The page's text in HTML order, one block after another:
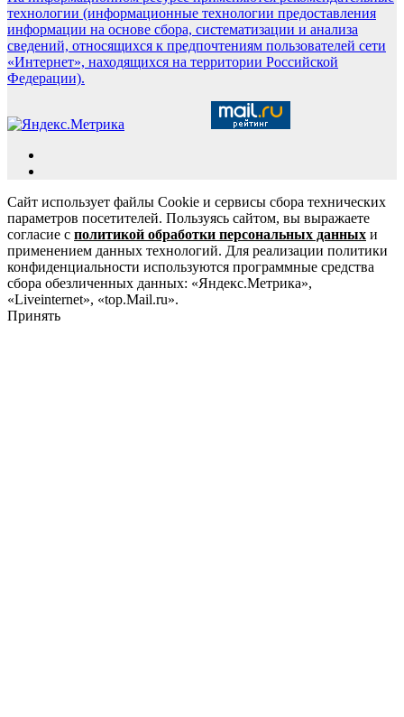
технологии (информационные технологии предоставления
информации на основе сбора, систематизации и анализа
сведений, относящихся к предпочтениям пользователей сети
«Интернет», находящихся на территории Российской
Федерации).
Сайт использует файлы Cookie и сервисы сбора технических
параметров посетителей. Пользуясь сайтом, вы выражаете
согласие с политикой обработки персональных данных и
применением данных технологий. Для реализации политики
конфиденциальности используются программные средства
сбора обезличенных данных: «Яндекс.Метрика»,
«Liveinternet», «top.Mail.ru».
Принять